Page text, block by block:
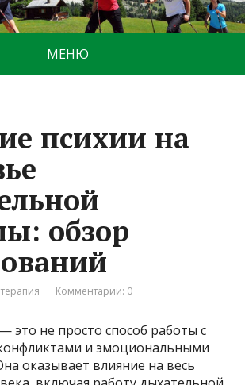
МЕНЮ
психии на
обзор
Комментарии: 0
это не просто способ работы с
и эмоциональными
оказывает влияние на весь